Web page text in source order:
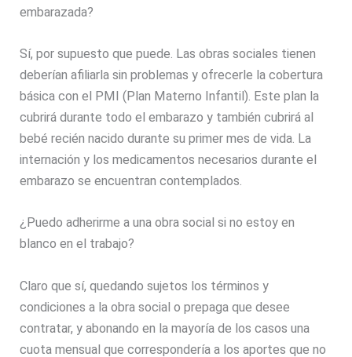
embarazada?
Sí, por supuesto que puede. Las obras sociales tienen
deberían afiliarla sin problemas y ofrecerle la cobertura
básica con el PMI (Plan Materno Infantil). Este plan la
cubrirá durante todo el embarazo y también cubrirá al
bebé recién nacido durante su primer mes de vida. La
internación y los medicamentos necesarios durante el
embarazo se encuentran contemplados.
¿Puedo adherirme a una obra social si no estoy en
blanco en el trabajo?
Claro que sí, quedando sujetos los términos y
condiciones a la obra social o prepaga que desee
contratar, y abonando en la mayoría de los casos una
cuota mensual que correspondería a los aportes que no